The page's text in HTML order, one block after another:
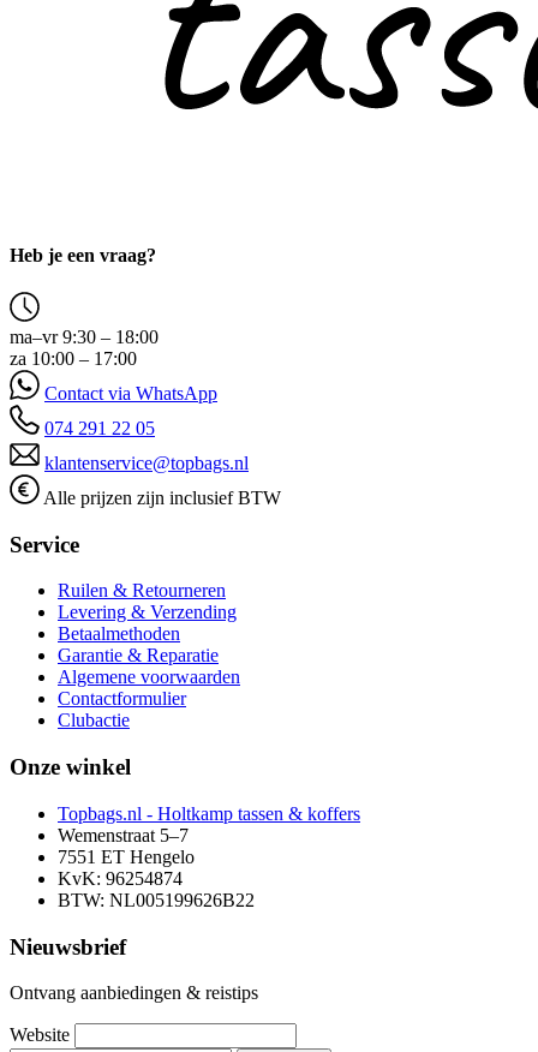
Heb je een vraag?
ma–vr 9:30 – 18:00
za 10:00 – 17:00
Contact via WhatsApp
074 291 22 05
klantenservice@topbags.nl
Alle prijzen zijn inclusief BTW
Service
Ruilen & Retourneren
Levering & Verzending
Betaalmethoden
Garantie & Reparatie
Algemene voorwaarden
Contactformulier
Clubactie
Onze winkel
Topbags.nl - Holtkamp tassen & koffers
Wemenstraat 5–7
7551 ET Hengelo
KvK: 96254874
BTW: NL005199626B22
Nieuwsbrief
Ontvang aanbiedingen & reistips
Website